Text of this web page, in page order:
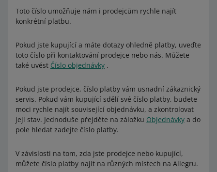
Toto číslo umožňuje nám i prodejcům rychle najít
konkrétní platbu.
Pokud jste kupující a máte dotazy ohledně platby, uveďte
toto číslo při kontaktování prodejce nebo nás. Můžete
také uvést Číslo objednávky .
Pokud jste prodejce, číslo platby vám usnadní zákaznický
servis. Pokud vám kupující sdělí své číslo platby, budete
moci rychle najít související objednávku, a zkontrolovat
její stav. Jednoduše přejděte na záložku Objednávky a do
pole hledat zadejte číslo platby.
V závislosti na tom, zda jste prodejce nebo kupující,
můžete číslo platby najít na různých místech na Allegru.